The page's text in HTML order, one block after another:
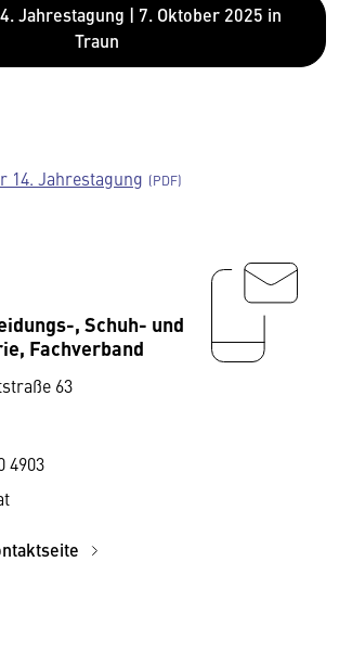
Jahrestagung | 7. Oktober 2025 in
Traun
14. Jahrestagung
, Schuh- und
Fachverband
63
4903